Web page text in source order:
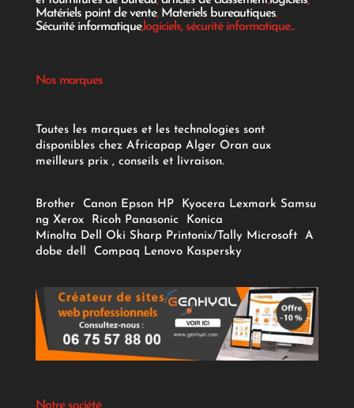
Matériels point de vente, Materiels bureautiques,
Sécurité informatique,logiciels, sécurité informatique...
Nos marques
Toutes les marques et les technologies sont
disponibles chez Africapap Alger Oran aux
meilleurs prix , conseils et livraison.
Brother Canon Epson HP Kyocera Lexmark Samsu
ng Xerox Ricoh Panasonic
Konica
Minolta Dell Oki Sharp Printonix/Tally Microsoft
A
dobe dell Compaq Lenovo Kaspersky